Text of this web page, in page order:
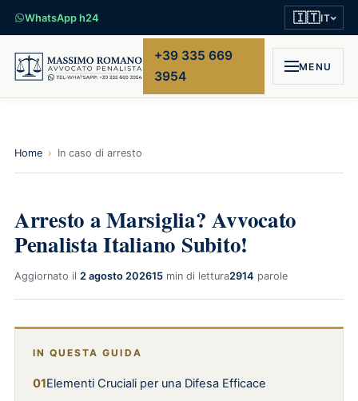
WhatsApp h24 🇮🇹IT
+39 335 669
3954
MENU
Home › In caso di arresto
Arresto a Marsiglia? Avvocato
Penalista Italiano Subito!
Aggiornato il 2 agosto 202615 min di lettura2914 parole
IN QUESTA GUIDA
Elementi Cruciali per una Difesa Efficace